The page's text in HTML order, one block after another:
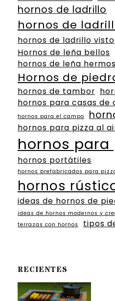
hornos de ladrillo
hornos de
hornos de ladrillo visto
Hornos de leña bellos
hornos de leña
Hornos de
hornos de tambor
hornos para casas de
hornos para el campo
hornos para pizza al
hornos para
hornos portátiles
hornos prefabricados para
hornos
ideas de hornos de
ideas de hornos modernos y
terrazas con hornos tipos
RECIENTES